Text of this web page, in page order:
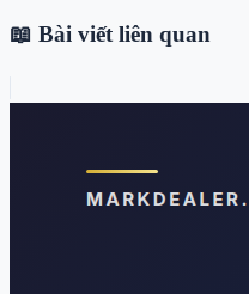
📖 Bài viết liên quan